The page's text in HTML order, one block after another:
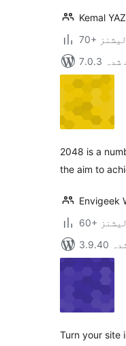
Kemal
شدہ
2048 is a
the aim to
Envigeek
Turn your site